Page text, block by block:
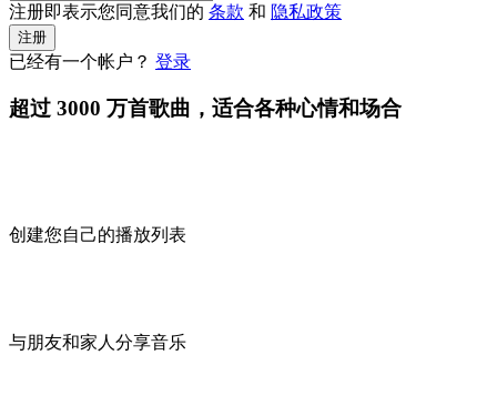
注册即表示您同意我们的 条款 和 隐私政策
注册
已经有一个帐户？ 登录
超过 3000 万首歌曲，适合各种心情和场合
创建您自己的播放列表
与朋友和家人分享音乐